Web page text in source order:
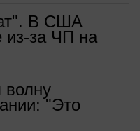
В США
из-за ЧП на
волну
"Это